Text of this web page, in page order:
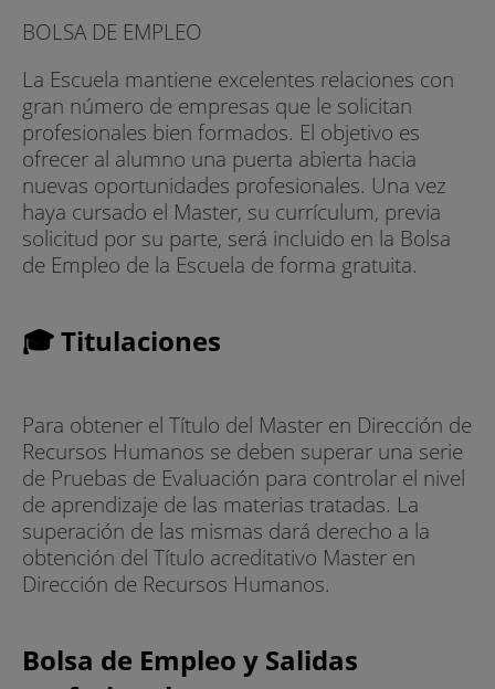
BOLSA DE EMPLEO
La Escuela mantiene excelentes relaciones con
gran número de empresas que le solicitan
profesionales bien formados. El objetivo es
ofrecer al alumno una puerta abierta hacia
nuevas oportunidades profesionales. Una vez
haya cursado el Master, su currículum, previa
solicitud por su parte, será incluido en la Bolsa
de Empleo de la Escuela de forma gratuita.
🎓 Titulaciones
Para obtener el Título del Master en Dirección de
Recursos Humanos se deben superar una serie
de Pruebas de Evaluación para controlar el nivel
de aprendizaje de las materias tratadas. La
superación de las mismas dará derecho a la
obtención del Título acreditativo Master en
Dirección de Recursos Humanos.
Bolsa de Empleo y Salidas